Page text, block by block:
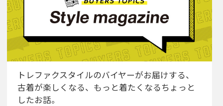
トレファクスタイルのバイヤーがお届けする、
古着が楽しくなる、もっと着たくなるちょっと
したお話。